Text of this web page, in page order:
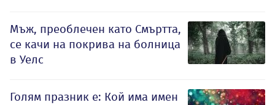
Мъж, преоблечен като Смъртта,
се качи на покрива на болница
в Уелс
Голям празник е: Кой има имен